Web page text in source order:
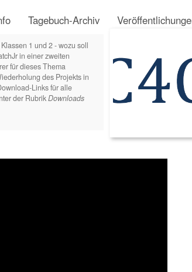
Tagebuch-Archiv
1 und 2 - wozu soll
in einer zweiten
für dieses Thema
des Projekts in
Links für alle
der RubrikDownloads